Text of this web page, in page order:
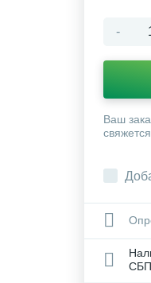
-
Ваш